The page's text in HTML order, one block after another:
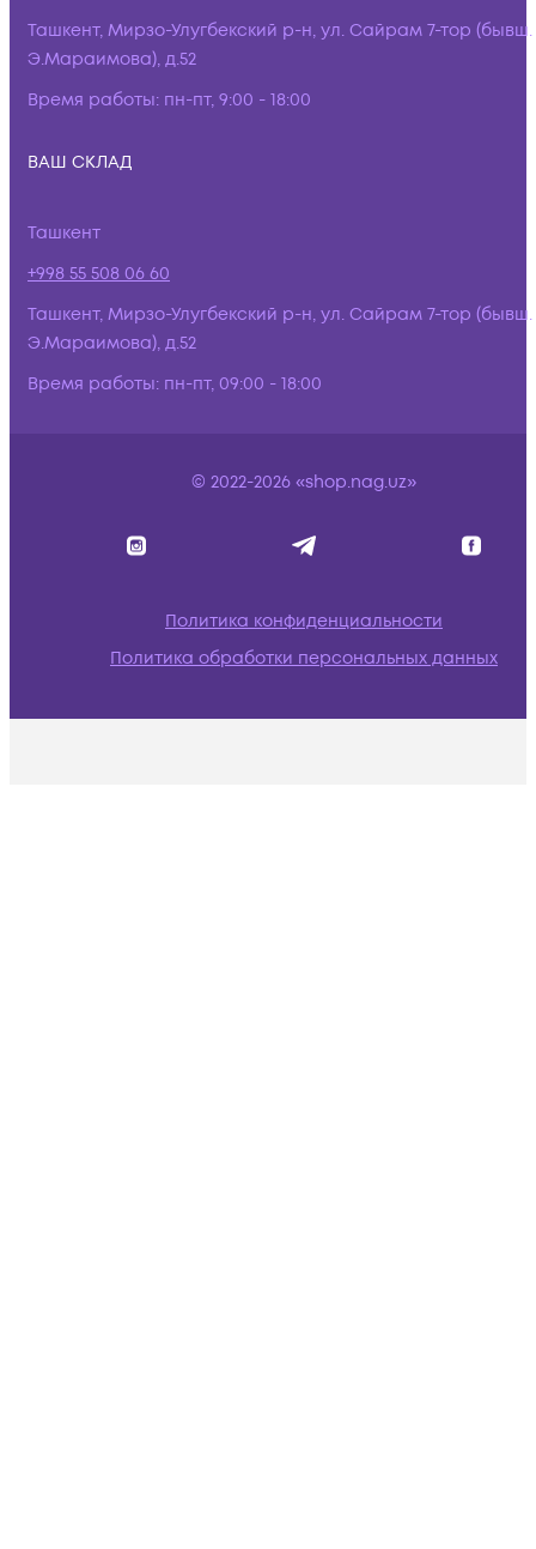
Ташкент, Мирзо-Улугбекский р-н, ул. Сайрам 7-тор (бывш.
Э.Мараимова), д.52
Время работы: пн-пт, 9:00 - 18:00
ВАШ СКЛАД
Ташкент
+998 55 508 06 60
Ташкент, Мирзо-Улугбекский р-н, ул. Сайрам 7-тор (бывш.
Э.Мараимова), д.52
Время работы: пн-пт, 09:00 - 18:00
© 2022-2026 «shop.nag.uz»
Политика конфиденциальности
Политика обработки персональных данных